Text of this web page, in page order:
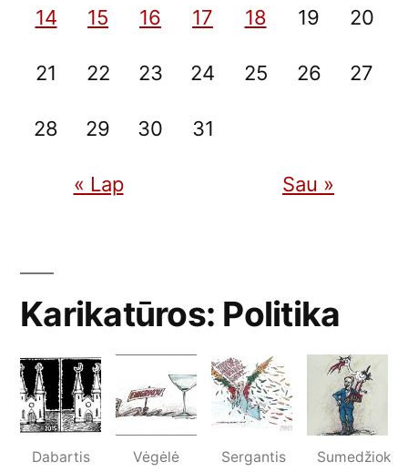
« Lap Sau »
14 15 16 17 18 19 20
21 22 23 24 25 26 27
28 29 30 31
Karikatūros: Politika
Dabartis
Vėgėlė
Sergantis
Sumedžiok